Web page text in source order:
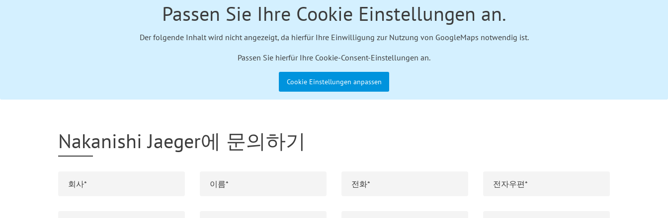
Passen Sie Ihre Cookie Einstellungen an.
Der folgende Inhalt wird nicht angezeigt, da hierfür Ihre Einwilligung zur Nutzung von GoogleMaps notwendig ist.
Passen Sie hierfür Ihre Cookie-Consent-Einstellungen an.
Cookie Einstellungen anpassen
Nakanishi Jaeger에 문의하기